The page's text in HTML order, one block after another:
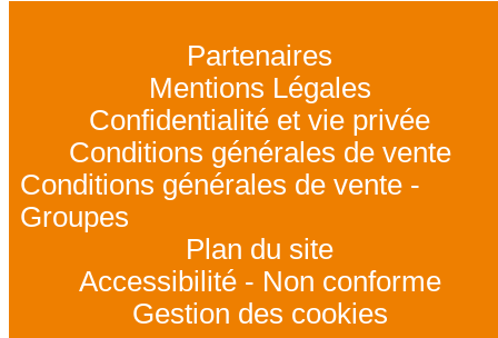
Partenaires
Mentions Légales
Confidentialité et vie privée
Conditions générales de vente
Conditions générales de vente -
Groupes
Plan du site
Accessibilité - Non conforme
Gestion des cookies